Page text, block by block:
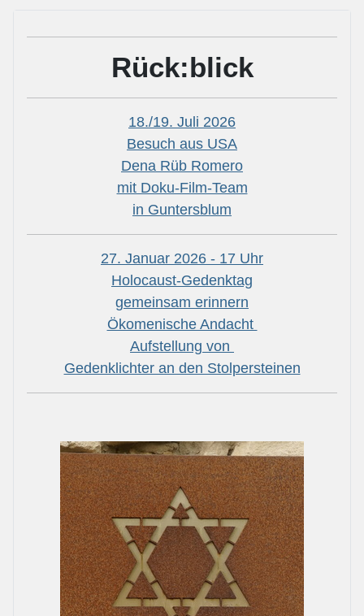
Rück:blick
18./19. Juli 2026
Besuch aus USA
Dena Rüb Romero
mit Doku-Film-Team
in Guntersblum
27. Januar 2026 - 17 Uhr
Holocaust-Gedenktag
gemeinsam erinnern
Ökomenische Andacht
Aufstellung von
Gedenklichter an den Stolpersteinen